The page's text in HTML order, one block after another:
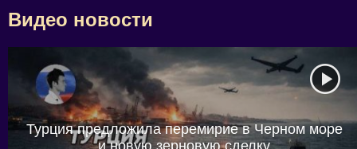
Видео новости
Турция предложила перемирие в Черном море
и новую зерновую сделку